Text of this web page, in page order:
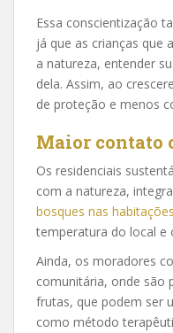
Essa conscientização
já que as crianças que
a natureza, entender
dela. Assim, ao
de proteção e menos
Maior contato
Os residenciais
com a natureza,
bosques nas habitações
temperatura do local e
Ainda, os moradores
comunitária, onde são
frutas, que podem ser
como método